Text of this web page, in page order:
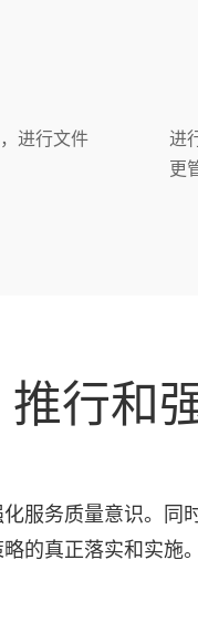
进行文件
进
更
推行和
服务质量意识。
的真正落实和实施。